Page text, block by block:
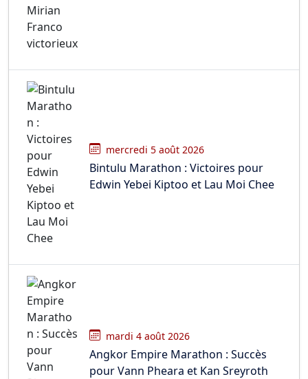
mercredi 5 août 2026
Bintulu Marathon : Victoires pour
Edwin Yebei Kiptoo et Lau Moi Chee
mardi 4 août 2026
Angkor Empire Marathon : Succès
pour Vann Pheara et Kan Sreyroth